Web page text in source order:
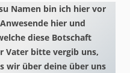
Namen bin ich hier vor
hier und
diese Botschaft
Vater bitte vergib uns,
wir über deine über uns